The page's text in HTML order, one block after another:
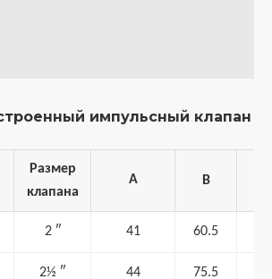
импульсный клапан
Размер
клапана
A B
2 ″ 41 60.5
2½ ″ 44 75.5